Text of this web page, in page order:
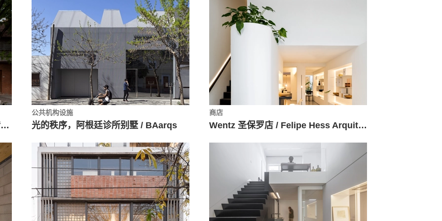
Zapiola老宅改造，穿孔板结合原始砖墙 / Estudio Florida
公共机构设施
光的秩序，阿根廷诊所别墅 / BAarqs
商店
Wentz 圣保罗店 / Felipe Hess Arquitetos